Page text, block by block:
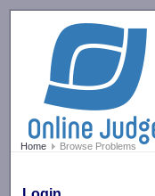
Home Browse Problems